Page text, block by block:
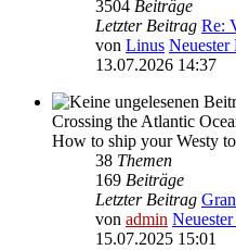
3504 Beiträge
Letzter Beitrag Re:
von Linus Neuester
13.07.2026 14:37
Crossing the Atlantic
How to ship your Westy
38 Themen
169 Beiträge
Letzter Beitrag
von admin
15.07.2025 15:01